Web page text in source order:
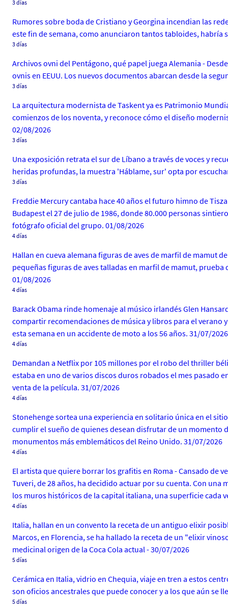
3 días
Rumores sobre boda de Cristiano y Georgina incendian las
este fin de semana, como anunciaron tantos tabloides,
3 días
Archivos ovni del Pentágono, qué papel juega Alemania -
ovnis en EEUU. Los nuevos documentos abarcan desde la
3 días
La arquitectura modernista de Taskent ya es Patrimonio
comienzos de los noventa, y reconoce cómo el diseño
02/08/2026
3 días
Una exposición retrata el sur de Líbano a través de voces y
heridas profundas, la muestra 'Háblame, sur' opta por
3 días
Freddie Mercury cantaba hace 40 años el futuro himno de
Budapest el 27 de julio de 1986, donde 80.000 personas
fotógrafo oficial del grupo. 01/08/2026
4 días
Hallan en cueva alemana figuras de aves de marfil de mamut
pequeñas figuras de aves talladas en marfil de mamut,
01/08/2026
4 días
Barack Obama rinde homenaje al músico irlandés Glen
compartir recomendaciones de música y libros para el verano
esta semana en un accidente de moto a los 56 años. 31/07/2026
4 días
Demandan a Netflix por 105 millones por el robo del thriller
estaba en uno de varios discos duros robados el mes pasado
venta de la película. 31/07/2026
4 días
Stonehenge sortea una experiencia en solitario única en el
cumplir el sueño de quienes desean disfrutar de un
monumentos más emblemáticos del Reino Unido. 31/07/2026
4 días
El artista que quiere borrar los grafitis en Roma - Cansado
Tuveri, de 28 años, ha decidido actuar por su cuenta. Con
los muros históricos de la capital italiana, una superficie cada
4 días
Italia, hallan en un convento la receta de un antiguo elixir
Marcos, en Florencia, se ha hallado la receta de un "elixir
medicinal origen de la Coca Cola actual - 30/07/2026
5 días
Cerámica en Italia, vidrio en Chequia, viaje en tren a estos
son oficios ancestrales que puede conocer y a los que aún se
5 días